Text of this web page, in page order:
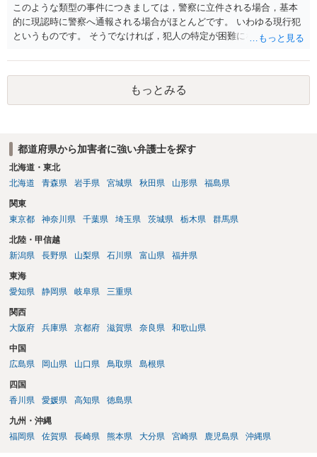
このような類型の事件につきましては，警察に立件される場合，基本
的に現認時に警察へ通報される場合がほとんどです。 いわゆる現行犯
というものです。 そうでなければ，犯人の特定が困難になってしまい
（事件性）とともに，誰の行為かの判断がされる（犯人性）が必要な
のですが，現認時に警察が臨場できる場合以外は，基本的に犯人性を
特定することができません。もちろん，常習性が顕著で，既に前科を
有していて警察に把握されていれば別ですが，そのような方は，この
握されていることがありませんので，犯人性が特定されることはあり
ません。したがって，自分が犯人であるとされることはないのです。
ですから，相談者の場合は，大丈夫です。安心してください。それで
れば，酔っていて偶然の出来事か，意図的に偶然を装うように触った
のかは，わかります。触る瞬間ではなくて，触るまでの状況の方が重
要です。酔っていてふらついていたのであれば，そのときだけふらつ
くなるわけではありません。ですから，本件では，意図的だと疑われ
ることはないと思います。その雰囲気は，当たってしまった女性にも
伝わっていたのでしょう。ですから大丈夫です。なお，故意は，主観
人の話（故意を否認する話）が実際の状況と矛盾しないかだけの話で
す。 ②について 犯人性が特定できませんから，逮捕や呼出の可能性は
ないと思います。 ③について ②がないので，③はそもそもないことが
前提なので，期間も考えなくて大丈夫です。 というわけで，本件は大
をつけてくださいね。それが一番大事です。
もっとみる
都道府県から加害者に強い弁護士を探す
北海道・東北
北海道
青森県 岩手県 宮城県 秋田県 山形県 福島県
関東
東京都
神奈川県 千葉県 埼玉県 茨城県 栃木県 群馬県
北陸・甲信越
新潟県
長野県 山梨県 石川県 富山県 福井県
東海
愛知県
静岡県 岐阜県 三重県
関西
大阪府
兵庫県 京都府 滋賀県 奈良県 和歌山県
中国
広島県
岡山県 山口県 鳥取県 島根県
四国
香川県
愛媛県 高知県 徳島県
九州・沖縄
福岡県
佐賀県 長崎県 熊本県 大分県 宮崎県 鹿児島県 沖縄県